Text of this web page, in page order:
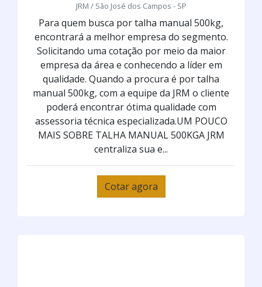
JRM / São José dos Campos - SP
Para quem busca por talha manual 500kg,
encontrará a melhor empresa do segmento.
Solicitando uma cotação por meio da maior
empresa da área e conhecendo a líder em
qualidade. Quando a procura é por talha
manual 500kg, com a equipe da JRM o cliente
poderá encontrar ótima qualidade com
assessoria técnica especializada.UM POUCO
MAIS SOBRE TALHA MANUAL 500KGA JRM
centraliza sua e...
Cotar agora